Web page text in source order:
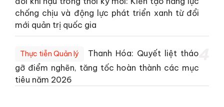
chống chịu và động lực phát triển xanh từ đổi
mới quản trị quốc gia
Thực tiễn Quản lý
Thanh Hóa: Quyết liệt tháo
gỡ điểm nghẽn, tăng tốc hoàn thành các mục
tiêu năm 2026